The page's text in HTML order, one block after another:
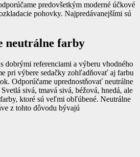
predovšetkým moderné účkové
pohovky. Najpredávanejšími sú
neutrálne farby
dobrými referenciami a výberu vhodného
pri výbere sedačky zohľadňovať aj farbu
Odporúčame uprednostňovať neutrálne
sivá, tmavá sivá, béžová, hnedá, ale
ktoré sú veľmi obľúbené. Neutrálne
z tohto dôvodu bývajú